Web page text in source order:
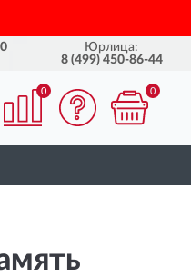
ПО ВСЕЙ РОССИИ
Юрлица:
8 (499) 450-86-44
0 0